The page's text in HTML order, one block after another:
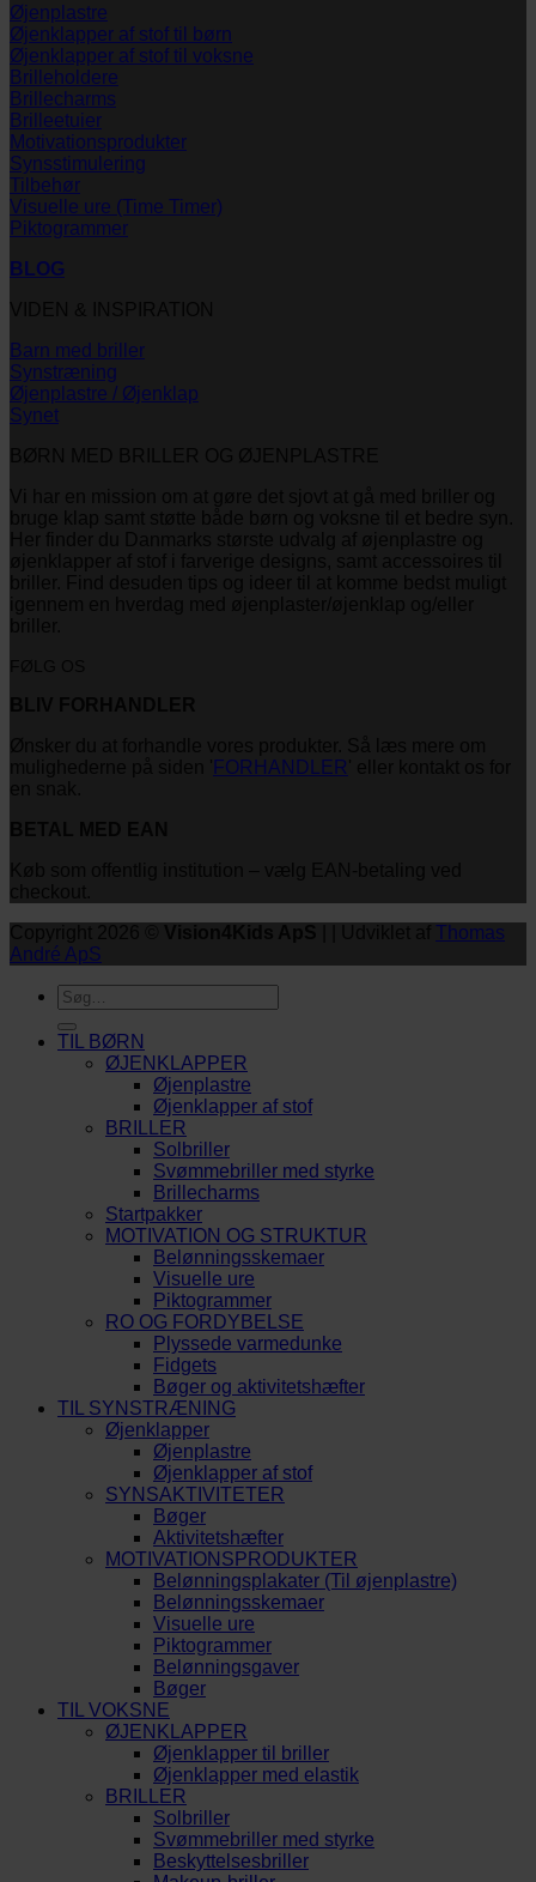
Øjenplastre
Øjenklapper af stof til børn
Øjenklapper af stof til voksne
Brilleholdere
Brillecharms
Brilleetuier
Motivationsprodukter
Synsstimulering
Tilbehør
Visuelle ure (Time Timer)
Piktogrammer
BLOG
Barn med briller
Synstræning
Øjenplastre / Øjenklap
Synet
FORHANDLER
Thomas
André ApS
Søg
efter:
TIL BØRN
ØJENKLAPPER
Øjenplastre
Øjenklapper af stof
BRILLER
Solbriller
Svømmebriller med styrke
Brillecharms
Startpakker
MOTIVATION OG STRUKTUR
Belønningsskemaer
Visuelle ure
Piktogrammer
RO OG FORDYBELSE
Plyssede varmedunke
Fidgets
Bøger og aktivitetshæfter
TIL SYNSTRÆNING
Øjenklapper
Øjenplastre
Øjenklapper af stof
SYNSAKTIVITETER
Bøger
Aktivitetshæfter
MOTIVATIONSPRODUKTER
Belønningsplakater (Til øjenplastre)
Belønningsskemaer
Visuelle ure
Piktogrammer
Belønningsgaver
Bøger
TIL VOKSNE
ØJENKLAPPER
Øjenklapper til briller
Øjenklapper med elastik
BRILLER
Solbriller
Svømmebriller med styrke
Beskyttelsesbriller